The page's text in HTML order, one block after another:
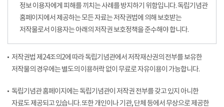
정보 이용자에게 피해를 끼치는 사례를 방지하기 위함입니다. 독립기념관
홈페이지에서 제공하는 모든 자료는 저작권법에 의해 보호받는
저작물로서 이용자는 아래의 저작권 보호정책을 준수해야 합니다.
저작권법 제24조의2에 따라 독립기념관에서 저작재산권의 전부를 보유한
저작물의 경우에는 별도의 이용허락 없이 무료로 자유이용이 가능합니다.
독립기념관 홈페이지에는 독립기념관이 저작권 전부를 갖고 있지 아니한
자료도 제공되고 있습니다. 또한 개인이나 기관, 단체 등에서 무상으로 제공한